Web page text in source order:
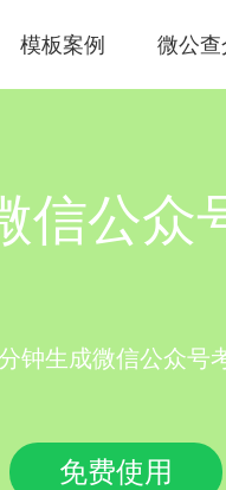
模板案例 微公查
信公众
钟生成微信公众号
免费使用